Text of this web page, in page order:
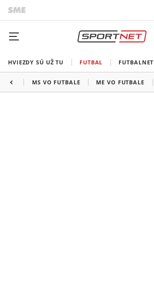
HVIEZDY SÚ UŽ TU FUTBAL FUTBALNET
MS VO FUTBALE ME VO FUTBALE